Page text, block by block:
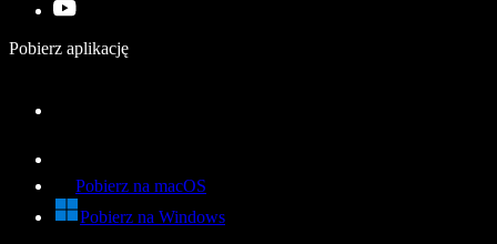
Pobierz aplikację
Pobierz na macOS
Pobierz na Windows